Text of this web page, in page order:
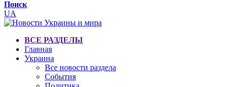
Поиск
UA
ВСЕ РАЗДЕЛЫ
Главная
Украина
Все новости раздела
События